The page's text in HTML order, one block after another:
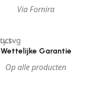
Via Fornira
Wettelijke Garantie
Op alle producten